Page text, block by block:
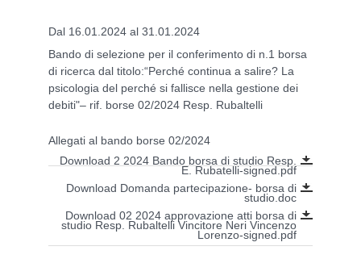
Dal 16.01.2024 al 31.01.2024
Bando di selezione per il conferimento di n.1 borsa
di ricerca dal titolo:“Perché continua a salire? La
psicologia del perché si fallisce nella gestione dei
debiti"– rif. borse 02/2024 Resp. Rubaltelli
Allegati al bando borse 02/2024
Download 2 2024 Bando borsa di studio Resp.
E. Rubatelli-signed.pdf
Download Domanda partecipazione- borsa di
studio.doc
Download 02 2024 approvazione atti borsa di
studio Resp. Rubaltelli Vincitore Neri Vincenzo
Lorenzo-signed.pdf